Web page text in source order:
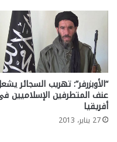
“الأوبزرفر”: تهريب السجائر
عنف المتطرفين الإسلاميين
أفريقيا
27 يناير، 2013